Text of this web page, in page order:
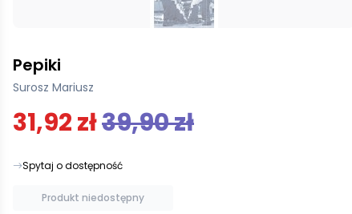
Pepiki
Surosz Mariusz
31,92 zł39,90 zł
Spytaj o dostępność
Produkt niedostępny